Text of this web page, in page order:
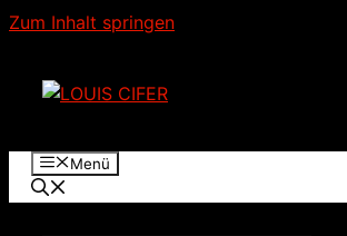
Zum Inhalt springen
Menü